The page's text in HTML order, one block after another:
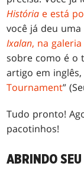
História e está
você já deu
Ixalan, na
sobre como é o
artigo em
Tournament”
Tudo pronto!
pacotinhos!
ABRINDO